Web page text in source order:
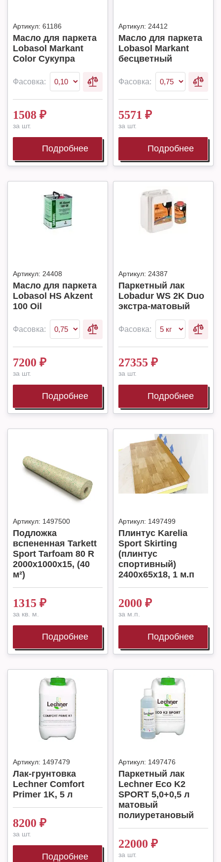
Артикул: 61186
Масло для паркета
Lobasol Markant
Color Сукупра
Фасовка:
1508 ₽
за шт.
Подробнее
Артикул: 24412
Масло для паркета
Lobasol Markant
бесцветный
Фасовка:
5571 ₽
за шт.
Подробнее
Артикул: 24408
Масло для паркета
Lobasol HS Akzent
100 Oil
Фасовка:
7200 ₽
за шт.
Подробнее
Артикул: 24387
Паркетный лак
Lobadur WS 2K Duo
экстра-матовый
Фасовка:
27355 ₽
за шт.
Подробнее
Артикул: 1497500
Подложка
вспененная Tarkett
Sport Tarfoam 80 R
2000x1000x15, (40
м²)
1315 ₽
за кв. м.
Подробнее
Артикул: 1497499
Плинтус Karelia
Sport Skirting
(плинтус
спортивный)
2400x65x18, 1 м.п
2000 ₽
за м.п.
Подробнее
Артикул: 1497479
Лак-грунтовка
Lechner Comfort
Primer 1K, 5 л
8200 ₽
за шт.
Подробнее
Артикул: 1497476
Паркетный лак
Lechner Eco K2
SPORT 5,0+0,5 л
матовый
полиуретановый
22000 ₽
за шт.